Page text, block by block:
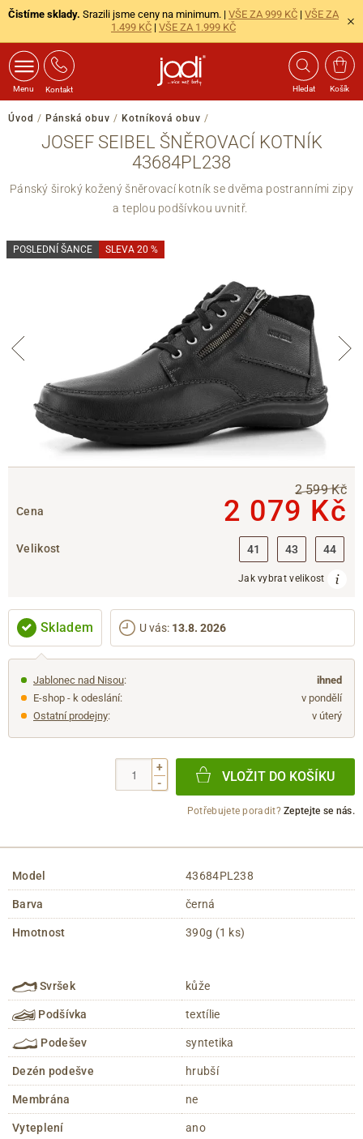
Čistíme sklady. Srazili jsme ceny na minimum. | VŠE ZA 999 KČ | VŠE ZA
1.499 KČ | VŠE ZA 1.999 KČ
Menu Kontakt Hledat Košík
Úvod / Pánská obuv / Kotníková obuv /
JOSEF SEIBEL ŠNĚROVACÍ KOTNÍK
43684PL238
Pánský široký kožený šněrovací kotník se dvěma postranními zipy
a teplou podšívkou uvnitř.
POSLEDNÍ ŠANCE SLEVA 20 %
Cena
2 599 Kč
2 079 Kč
Velikost 41 43 44
Jak vybrat velikost
Skladem U vás: 13.8. 2026
Jablonec nad Nisou:
ihned
E-shop - k odeslání:
v pondělí
Ostatní prodejny: v úterý
+
-
VLOŽIT DO KOŠÍKU
Potřebujete poradit?Zeptejte se nás.
Model 43684PL238
Barva černá
Hmotnost 390g (1 ks)
Svršek kůže
Podšívka textílie
Podešev syntetika
Dezén podešve hrubší
Membrána ne
Vyteplení ano